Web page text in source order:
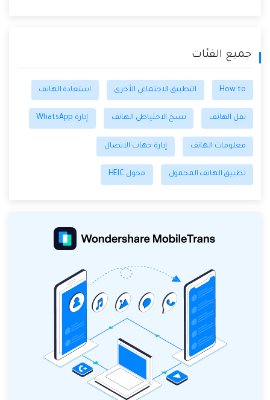
جميع الفئات
How to التطبيق الاجتماعي الأخرى استعادة الهاتف
نقل الهاتف نسخ الاحتياطي الهاتف إدارة WhatsApp
معلومات الهاتف إدارة جهات الاتصال
تطبيق الهاتف المحمول محول HEIC